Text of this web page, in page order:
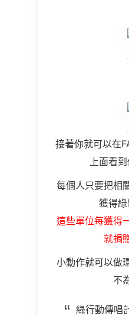
接著你就可以在
上面看
每個人只要把相
獲得綠
這些單位每獲得
就捐
小動作就可以做
不
綠行動傳唱